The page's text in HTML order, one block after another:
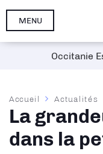
Aller
MENU
Fil
d'Ariane
Accueil Actualités
La
dans la